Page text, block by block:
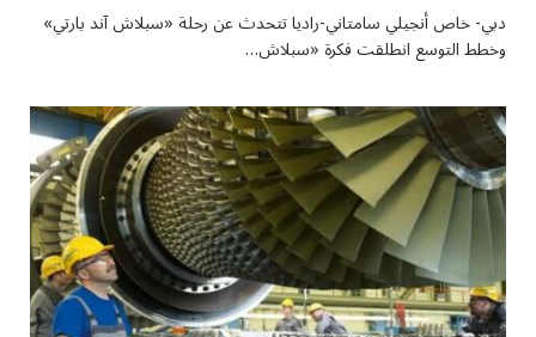
دبي- خاص أنجيلي سامتاني-راديا تتحدث عن رحلة «سبلاش آند بارتي»
وخطط التوسع انطلقت فكرة «سبلاش…